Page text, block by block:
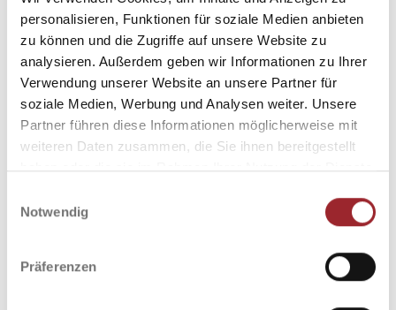
personalisieren, Funktionen für soziale Medien anbieten
zu können und die Zugriffe auf unsere Website zu
analysieren. Außerdem geben wir Informationen zu Ihrer
Verwendung unserer Website an unsere Partner für
soziale Medien, Werbung und Analysen weiter. Unsere
Partner führen diese Informationen möglicherweise mit
weiteren Daten zusammen, die Sie ihnen bereitgestellt
haben oder die sie im Rahmen Ihrer Nutzung der Dienste
Notwendig
Präferenzen